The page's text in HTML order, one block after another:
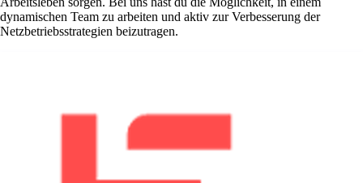
dynamischen Team zu arbeiten und aktiv zur Verbesserung der
Netzbetriebsstrategien beizutragen.